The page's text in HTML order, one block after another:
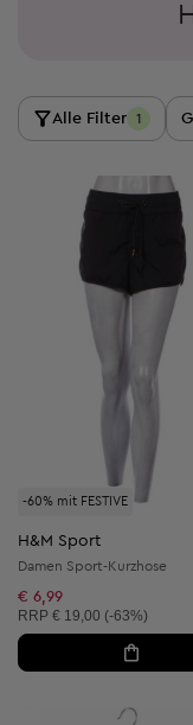
Alle Filter 1
-60% mit FESTIVE
H&M Sport
Damen Sport-Kurzhose
€ 6,99
Unverbindliche
RRP € 19,00 (-63%)